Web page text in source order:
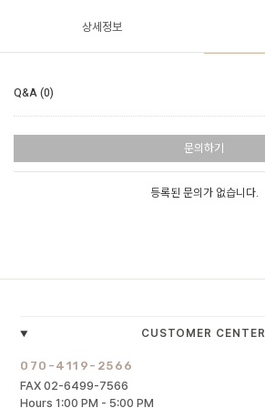
상세정보
Q&A (0)
문의하기
등록된 문의가 없습니다.
CUSTOMER CENTER
070-4119-2566
FAX 02-6499-7566
Hours 1:00 PM - 5:00 PM